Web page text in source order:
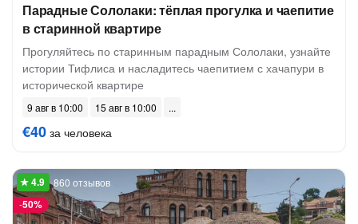
Парадные Сололаки: тёплая прогулка и чаепитие
в старинной квартире
Прогуляйтесь по старинным парадным Сололаки, узнайте
истории Тифлиса и насладитесь чаепитием с хачапури в
исторической квартире
9 авг в 10:00 15 авг в 10:00
€40 за человека
-50%
860 отзывов